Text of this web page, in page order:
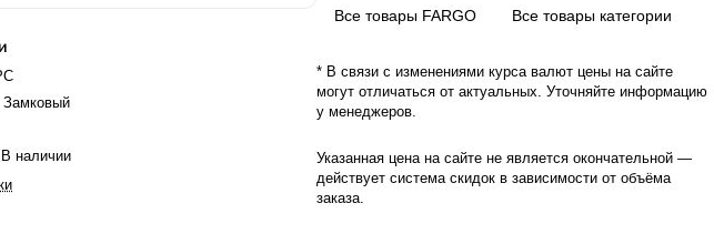
Замковый
В наличии
Все товары FARGO Все товары категории
* В связи с изменениями курса валют цены на сайте
могут отличаться от актуальных. Уточняйте информацию
у менеджеров.
Указанная цена на сайте не является окончательной —
действует система скидок в зависимости от объёма
заказа.